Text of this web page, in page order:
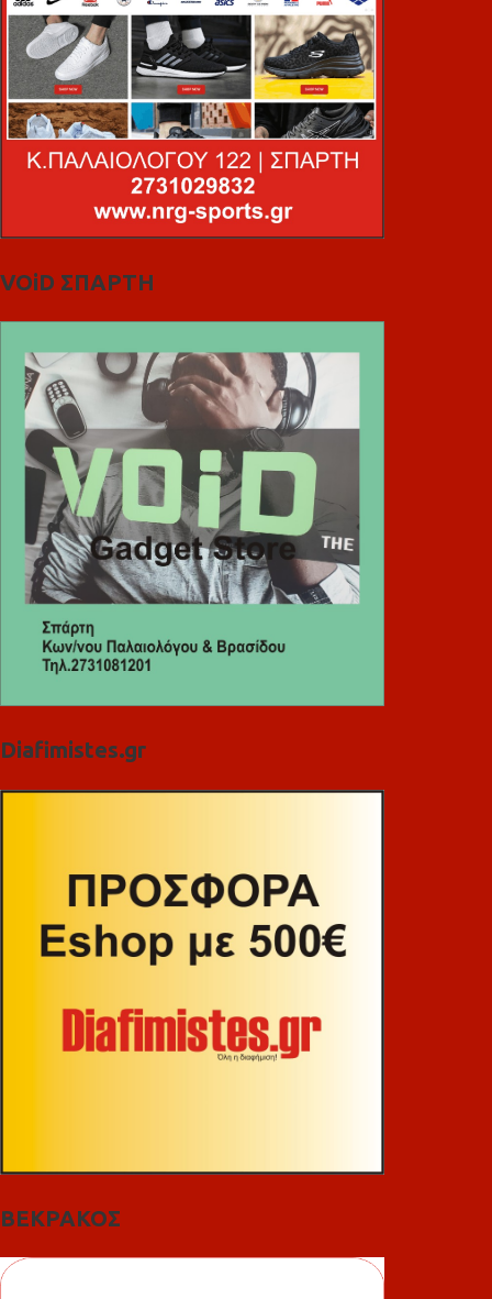
VOiD ΣΠΑΡΤΗ
Diafimistes.gr
ΒΕΚΡΑΚΟΣ